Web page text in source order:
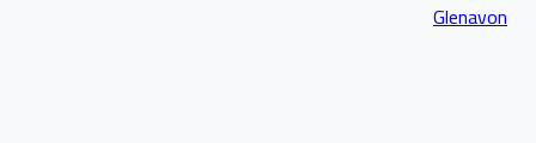
Glenavon